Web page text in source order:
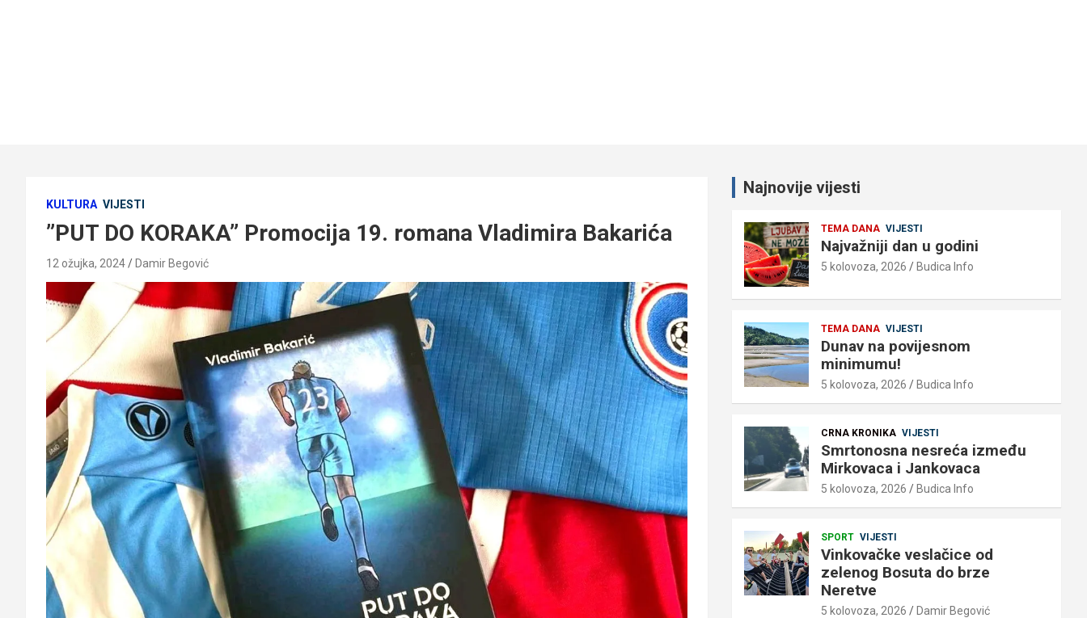
KULTURA VIJESTI
”PUT DO KORAKA” Promocija 19. romana Vladimira Bakarića
12 ožujka, 2024 Damir Begović
Najnovije vijesti
TEMA DANA VIJESTI
Najvažniji dan u godini
5 kolovoza, 2026 Budica Info
TEMA DANA VIJESTI
Dunav na povijesnom
minimumu!
5 kolovoza, 2026 Budica Info
CRNA KRONIKA VIJESTI
Smrtonosna nesreća između
Mirkovaca i Jankovaca
5 kolovoza, 2026 Budica Info
SPORT VIJESTI
Vinkovačke veslačice od
zelenog Bosuta do brze
Neretve
5 kolovoza, 2026 Damir Begović